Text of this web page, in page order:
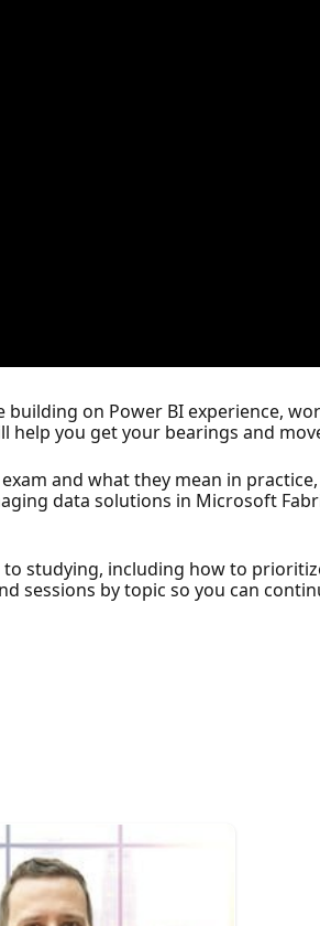
building on Power BI experience,
you get your bearings and
and what they mean in
data solutions in Microsoft
studying, including how to
sessions by topic so you can